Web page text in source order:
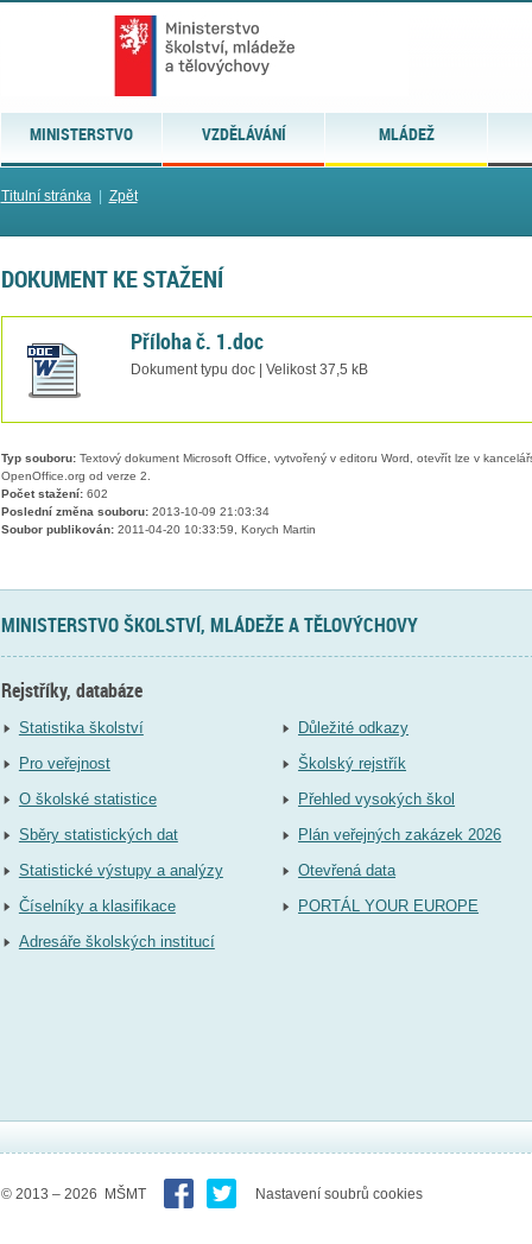
MINISTERSTVO VZDĚLÁVÁNÍ MLÁDEŽ
Titulní stránka| Zpět
DOKUMENT KE STAŽENÍ
Příloha č. 1.doc
Dokument typu doc | Velikost 37,5 kB
Typ souboru:Textový dokument Microsoft Office, vytvořený v editoru Word, otevřít lze v
OpenOffice.org od verze 2.
Počet stažení:602
Poslední změna souboru:2013-10-09 21:03:34
Soubor publikován:2011-04-20 10:33:59, Korych Martin
MINISTERSTVO ŠKOLSTVÍ, MLÁDEŽE A TĚLOVÝCHOVY
Rejstříky, databáze
Statistika školství
Pro veřejnost
O školské statistice
Sběry statistických dat
Statistické výstupy a analýzy
Číselníky a klasifikace
Adresáře školských institucí
Důležité odkazy
Školský rejstřík
Přehled vysokých škol
Plán veřejných zakázek 2026
Otevřená data
PORTÁL YOUR EUROPE
© 2013 – 2026 MŠMT Nastavení soubrů cookies